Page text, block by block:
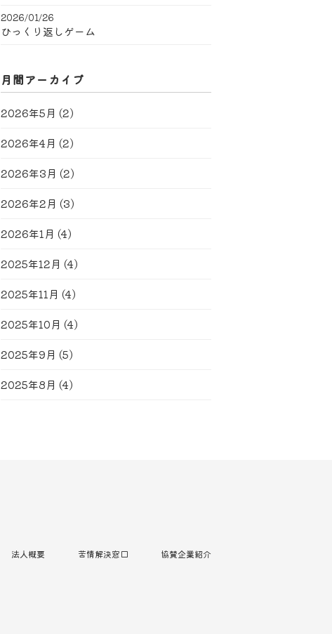
2026/01/26
ひっくり返しゲーム
月間アーカイブ
2026年5月 (2)
2026年4月 (2)
2026年3月 (2)
2026年2月 (3)
2026年1月 (4)
2025年12月 (4)
2025年11月 (4)
2025年10月 (4)
2025年9月 (5)
2025年8月 (4)
法人概要 苦情解決窓口 協賛企業紹介